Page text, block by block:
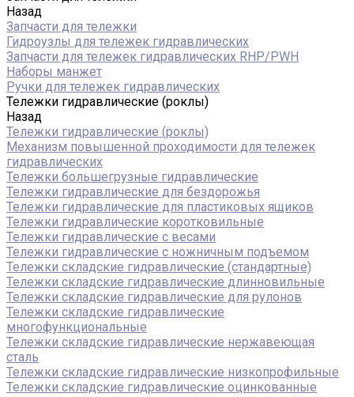
Назад
Запчасти для тележки
Гидроузлы для тележек гидравлических
Запчасти для тележек гидравлических RHP/PWH
Наборы манжет
Ручки для тележек гидравлических
Тележки гидравлические (роклы)
Назад
Тележки гидравлические (роклы)
Механизм повышенной проходимости для тележек
гидравлических
Тележки большегрузные гидравлические
Тележки гидравлические для бездорожья
Тележки гидравлические для пластиковых ящиков
Тележки гидравлические коротковильные
Тележки гидравлические с весами
Тележки гидравлические с ножничным подъемом
Тележки складские гидравлические (стандартные)
Тележки складские гидравлические длинновильные
Тележки складские гидравлические для рулонов
Тележки складские гидравлические
многофункциональные
Тележки складские гидравлические нержавеющая
сталь
Тележки складские гидравлические низкопрофильные
Тележки складские гидравлические оцинкованные